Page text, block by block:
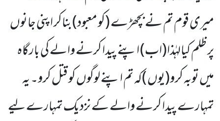
میری قوم تم نے بچھڑے (کو معبود)بناکر اپنی جانوں
پر ظلم کیالہٰذا(اب) اپنے پیدا کرنے والے کی بارگاہ
میں توبہ کرو(یوں )کہ تم اپنے لوگوں کو قتل کرو۔ یہ
تمہارے پیدا کرنے والے کے نزدیک تمہارے لیے